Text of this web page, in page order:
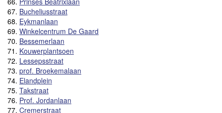
67. Bucheliusstraat
68. Eykmanlaan
69. Winkelcentrum De Gaard
70. Bessemerlaan
71. Kouwerplantsoen
72. Lessepsstraat
73. prof. Broekemalaan
74. Elandplein
75. Takstraat
76. Prof. Jordanlaan
77. Cremerstraat